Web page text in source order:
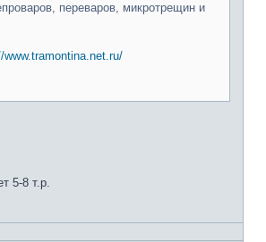
переваров, микротрещин и
www.tramontina.net.ru/
5-8 т.р.